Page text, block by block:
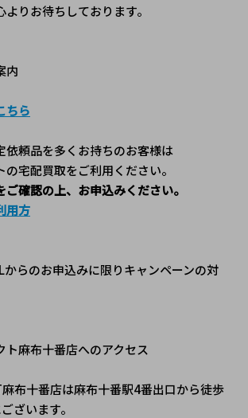
りお待ちしております。
内
ちら
依頼品を多くお持ちのお客様は
宅配買取をご利用ください。
ご確認の上、お申込みください。
用方
らのお申込みに限りキャンペーンの対
ト麻布十番店へのアクセス
麻布十番店は麻布十番駅4番出口から徒歩
ざいます。